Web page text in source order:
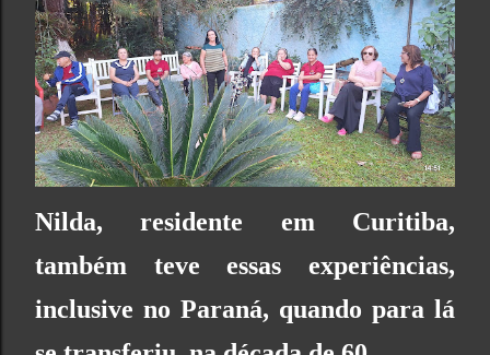
Nilda, residente em Curitiba,
também teve essas experiências,
inclusive no Paraná, quando para lá